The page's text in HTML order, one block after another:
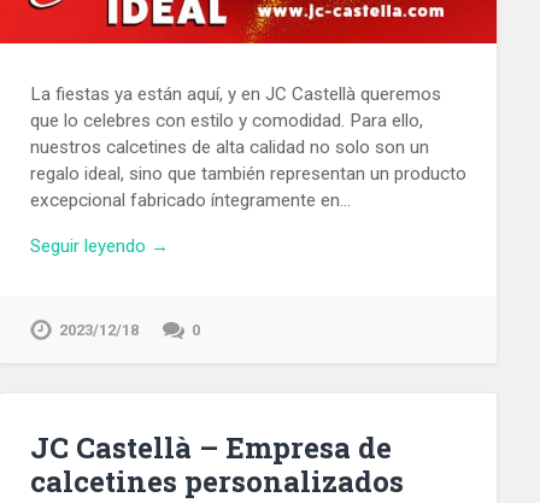
La fiestas ya están aquí, y en JC Castellà queremos
que lo celebres con estilo y comodidad. Para ello,
nuestros calcetines de alta calidad no solo son un
regalo ideal, sino que también representan un producto
excepcional fabricado íntegramente en…
Seguir leyendo →
2023/12/18 0
JC Castellà – Empresa de
calcetines personalizados